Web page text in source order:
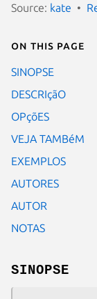
Source: kate
On this page
SINOPSE
DESCRIçãO
OPçõES
VEJA TAMBéM
EXEMPLOS
AUTORES
AUTOR
NOTAS
SINOPSE